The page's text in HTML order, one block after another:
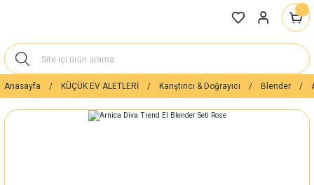
Anasayfa KÜÇÜK EV ALETLERİ Karıştırıcı & Doğrayıcı Blender